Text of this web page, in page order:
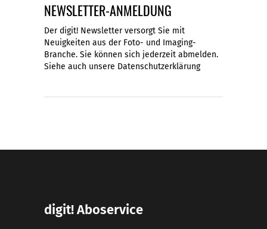
NEWSLETTER-ANMELDUNG
Der digit! Newsletter versorgt Sie mit
Neuigkeiten aus der Foto- und Imaging-
Branche. Sie können sich jederzeit abmelden.
Siehe auch unsere Datenschutzerklärung
digit! Aboservice